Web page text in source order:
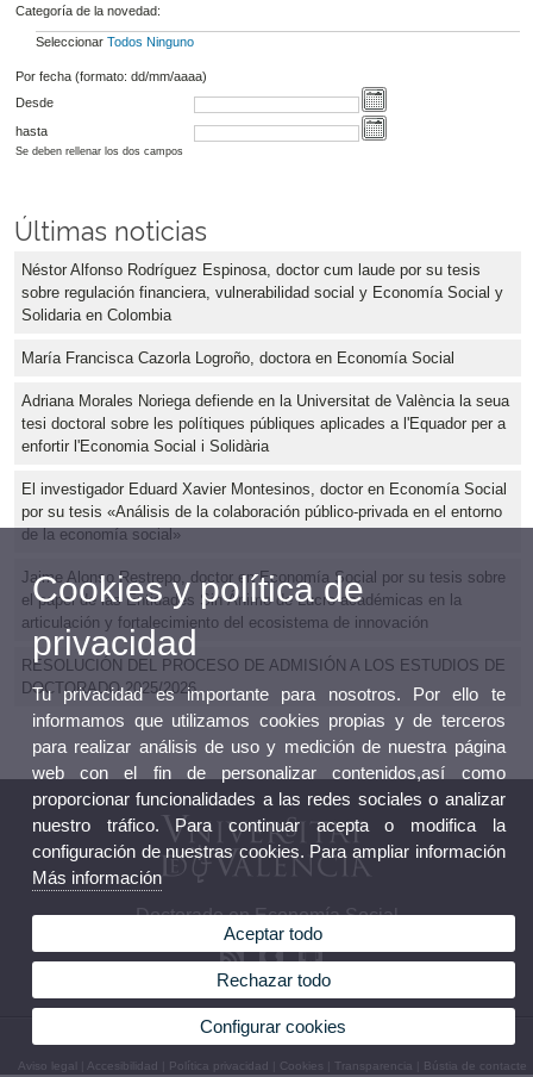
Categoría de la novedad:
Seleccionar Todos Ninguno
Por fecha (formato: dd/mm/aaaa)
Desde
hasta
Se deben rellenar los dos campos
Últimas noticias
Néstor Alfonso Rodríguez Espinosa, doctor cum laude por su tesis
sobre regulación financiera, vulnerabilidad social y Economía Social y
Solidaria en Colombia
María Francisca Cazorla Logroño, doctora en Economía Social
Adriana Morales Noriega defiende en la Universitat de València la seua
tesi doctoral sobre les polítiques públiques aplicades a l'Equador per a
enfortir l'Economia Social i Solidària
El investigador Eduard Xavier Montesinos, doctor en Economía Social
por su tesis «Análisis de la colaboración público-privada en el entorno
de la economía social»
Jaime Alonso Restrepo, doctor en Economía Social por su tesis sobre
el papel de las Entidades Sin Ánimo de Lucro académicas en la
articulación y fortalecimiento del ecosistema de innovación
RESOLUCIÓN DEL PROCESO DE ADMISIÓN A LOS ESTUDIOS DE
DOCTORADO 2025/2026
Doctorado en Economía Social
© 2026 UV. - C/ Serpis, s/n. 46022 Valencia
Aviso legal Accesibilidad Política privacidad Cookies Transparencia Bústia de contacte
Cookies y política de
privacidad
Tu privacidad es importante para nosotros. Por ello te
informamos que utilizamos cookies propias y de terceros
para realizar análisis de uso y medición de nuestra página
web con el fin de personalizar contenidos,así como
proporcionar funcionalidades a las redes sociales o analizar
nuestro tráfico. Para continuar acepta o modifica la
configuración de nuestras cookies. Para ampliar información
Más información
Aceptar todo
Rechazar todo
Configurar cookies